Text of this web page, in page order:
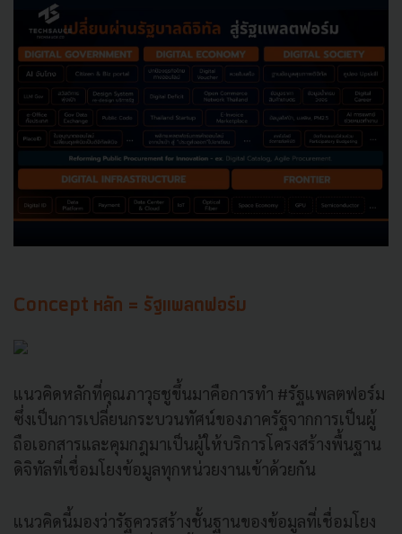
Concept หลัก = รัฐแพลตฟอร์ม
แนวคิดหลักที่คุณภาวุธชูขึ้นมาคือการทำ #รัฐแพลตฟอร์ม
ซึ่งเป็นการเปลี่ยนกระบวนทัศน์ของภาครัฐจากการเป็นผู้
ถือเอกสารและคุมกฎมาเป็นผู้ให้บริการโครงสร้างพื้นฐาน
ดิจิทัลที่เชื่อมโยงข้อมูลทุกหน่วยงานเข้าด้วยกัน
แนวคิดนี้มองว่ารัฐควรสร้างชั้นฐานของข้อมูลที่เชื่อมโยง